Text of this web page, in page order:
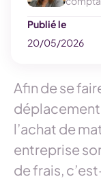
Publié le
20/05/2026
Afin de se
déplacement
l’achat de
entreprise
de frais,